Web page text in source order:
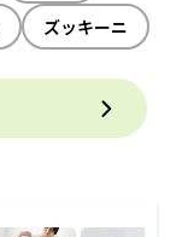
ズッキーニ